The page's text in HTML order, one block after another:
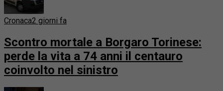
Cronaca2 giorni fa
Scontro mortale a Borgaro Torinese:
perde la vita a 74 anni il centauro
coinvolto nel sinistro